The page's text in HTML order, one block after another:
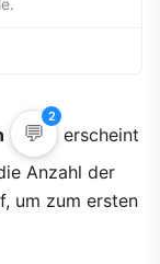
💬
2
erscheint
Anzahl der
um zum ersten